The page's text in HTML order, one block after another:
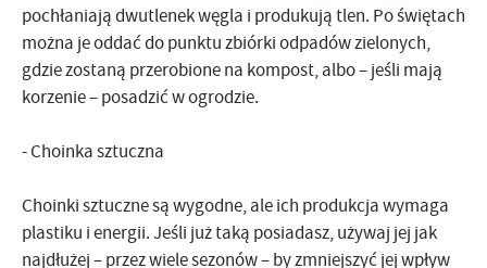
pochłaniają dwutlenek węgla i produkują tlen. Po świętach
można jeoddać do punktu zbiórki odpadów zielonych,
gdzie zostaną przerobione na kompost, albo – jeśli mają
korzenie –posadzić w ogrodzie.
-Choinka sztuczna
Choinki sztuczne są wygodne, ale ich produkcja wymaga
plastiku i energii. Jeśli już taką posiadasz,używaj jej jak
najdłużej– przez wiele sezonów – by zmniejszyć jej wpływ